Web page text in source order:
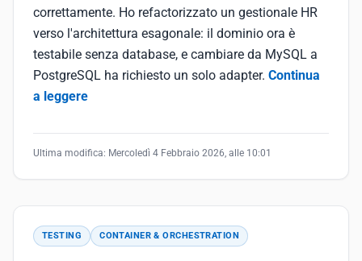
correttamente. Ho refactorizzato un gestionale HR
verso l'architettura esagonale: il dominio ora è
testabile senza database, e cambiare da MySQL a
PostgreSQL ha richiesto un solo adapter. Continua
a leggere
Ultima modifica: Mercoledì 4 Febbraio 2026, alle 10:01
TESTING CONTAINER & ORCHESTRATION